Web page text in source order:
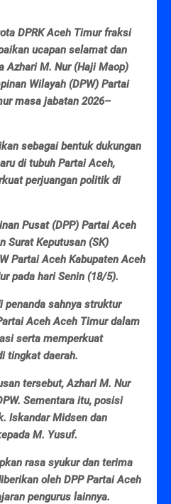
DPRK Aceh Timur fraksi
ucapan selamat dan
Azhari M. Nur (Haji Maop)
Wilayah (DPW) Partai
masa jabatan 2026–
sebagai bentuk dukungan
di tubuh Partai Aceh,
perjuangan politik di
Pusat (DPP) Partai Aceh
Surat Keputusan (SK)
Partai Aceh Kabupaten Aceh
pada hari Senin (18/5).
penanda sahnya struktur
Aceh Aceh Timur dalam
serta memperkuat
tingkat daerah.
tersebut, Azhari M. Nur
Sementara itu, posisi
Iskandar Midsen dan
M. Yusuf.
rasa syukur dan terima
oleh DPP Partai Aceh
pengurus lainnya.